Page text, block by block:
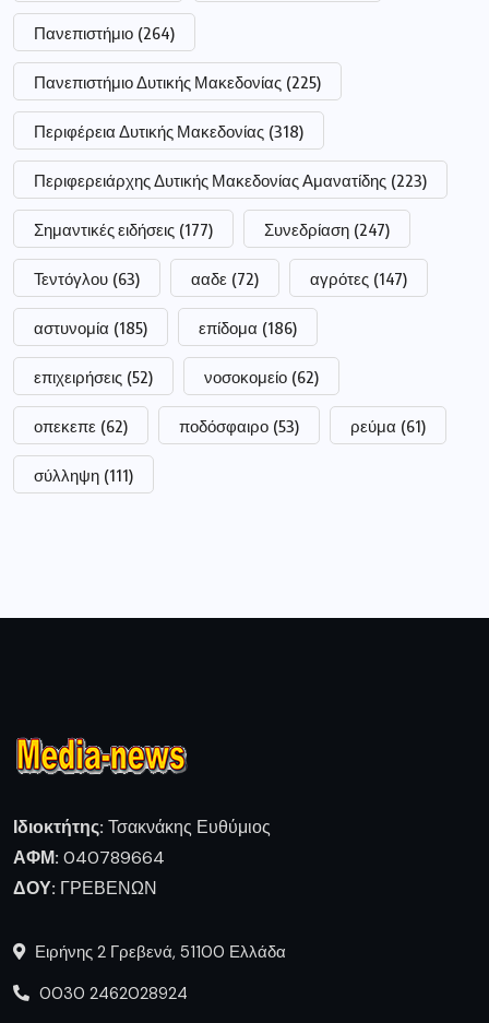
Πανεπιστήμιο (264)
Πανεπιστήμιο Δυτικής Μακεδονίας (225)
Περιφέρεια Δυτικής Μακεδονίας (318)
Περιφερειάρχης Δυτικής Μακεδονίας Αμανατίδης (223)
Σημαντικές ειδήσεις (177) Συνεδρίαση (247)
Τεντόγλου (63) ααδε (72) αγρότες (147)
αστυνομία (185) επίδομα (186)
επιχειρήσεις (52) νοσοκομείο (62)
οπεκεπε (62) ποδόσφαιρο (53) ρεύμα (61)
σύλληψη (111)
Ιδιοκτήτης: Τσακνάκης Ευθύμιος
ΑΦΜ: 040789664
ΔΟΥ: ΓΡΕΒΕΝΩΝ
Ειρήνης 2 Γρεβενά, 51100 Ελλάδα
0030 2462028924